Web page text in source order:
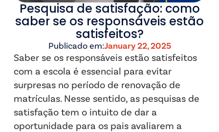
Pesquisa de satisfação: como
saber se os responsáveis estão
satisfeitos?
Publicado em:January 22, 2025
Saber se os responsáveis estão satisfeitos
com a escola é essencial para evitar
surpresas no período de renovação de
matrículas. Nesse sentido, as pesquisas de
satisfação tem o intuito de dar a
oportunidade para os pais avaliarem a